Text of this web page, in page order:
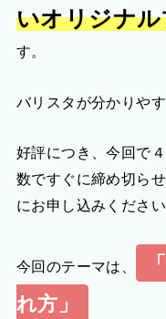
いオリジナ
す。
バリスタが分かりやす
好評につき、今回で
数ですぐに締め切ら
にお申し込みください
今回のテーマは、
れ方」